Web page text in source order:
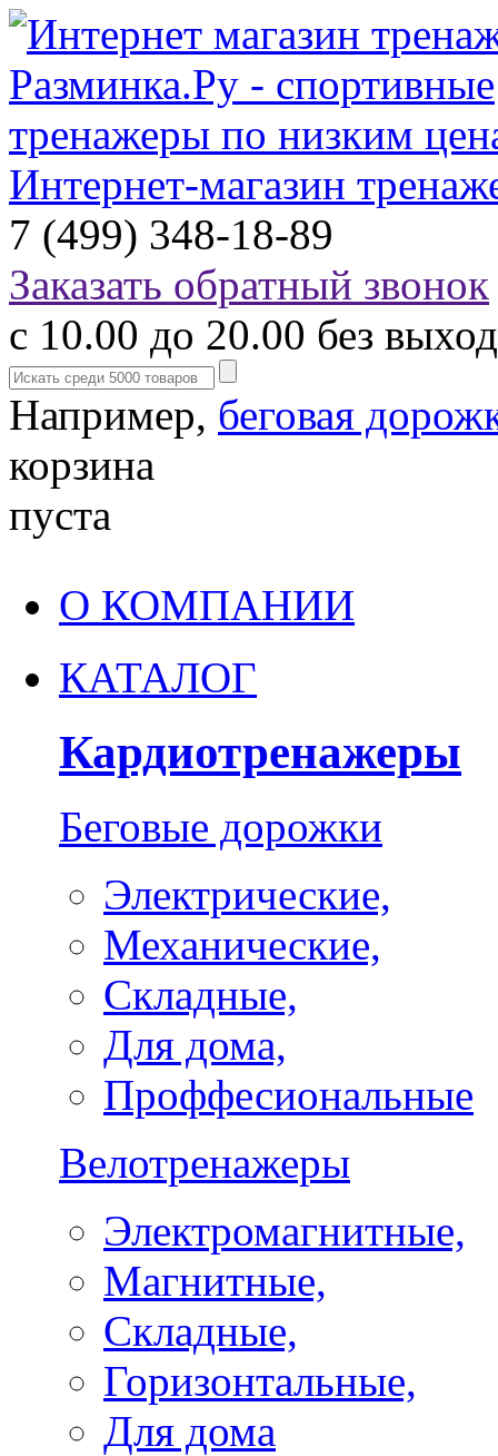
Интернет-магазин
7 (499) 348-18-89
Заказать обратный звонок
с 10.00 до 20.00 без
Например, беговая
корзина
пуста
О КОМПАНИИ
КАТАЛОГ
Кардиотренажеры
Беговые дорожки
Электрические,
Механические,
Складные,
Для дома,
Проффесиональные
Велотренажеры
Электромагнитные,
Магнитные,
Складные,
Горизонтальные,
Для дома